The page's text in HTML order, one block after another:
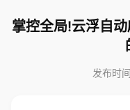
掌控全局!云浮自
发布时